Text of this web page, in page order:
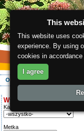
O regionie Aktywnie
Wyszukiwanie:
Kategoria
Metka
This
This website uses
experience. By using
cookies in
I agree